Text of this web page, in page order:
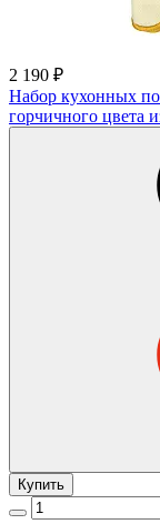
2 190 ₽
Набор кухонных
горчичного цвета
Купить